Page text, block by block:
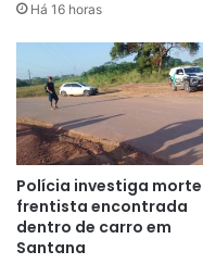
decidiu quebrar as
divulgado nas redes
interrogatório, Fábio
dois homens em uma
supostamente feito
Há 16 horas
Polícia investiga
frentista encontrada
dentro de carro em
Santana